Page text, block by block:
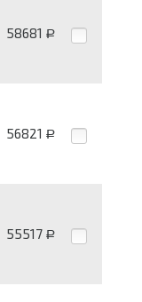
58681 Р
56821 Р
55517 Р